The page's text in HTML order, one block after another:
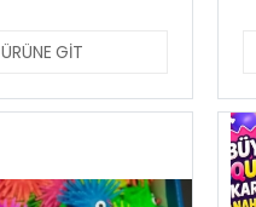
ÜRÜNE GIT